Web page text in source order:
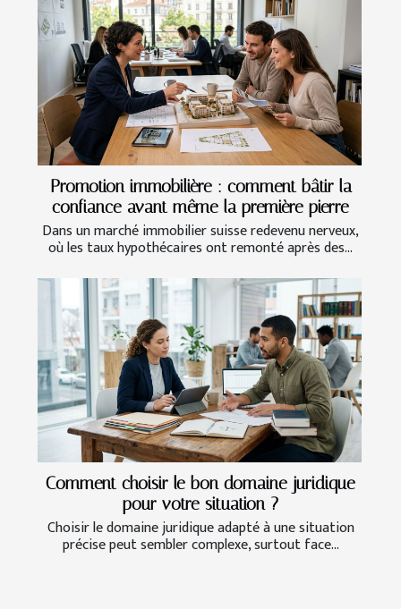
Promotion immobilière : comment bâtir la
confiance avant même la première pierre
Dans un marché immobilier suisse redevenu nerveux,
où les taux hypothécaires ont remonté après des...
Comment choisir le bon domaine juridique
pour votre situation ?
Choisir le domaine juridique adapté à une situation
précise peut sembler complexe, surtout face...